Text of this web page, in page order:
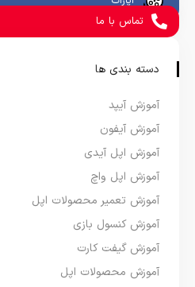
تماس با ما
دسته بندی ها
آموزش آیپد
آموزش آیفون
آموزش اپل آیدی
آموزش اپل واچ
آموزش تعمیر محصولات اپل
آموزش کنسول بازی
آموزش گیفت کارت
آموزش محصولات اپل